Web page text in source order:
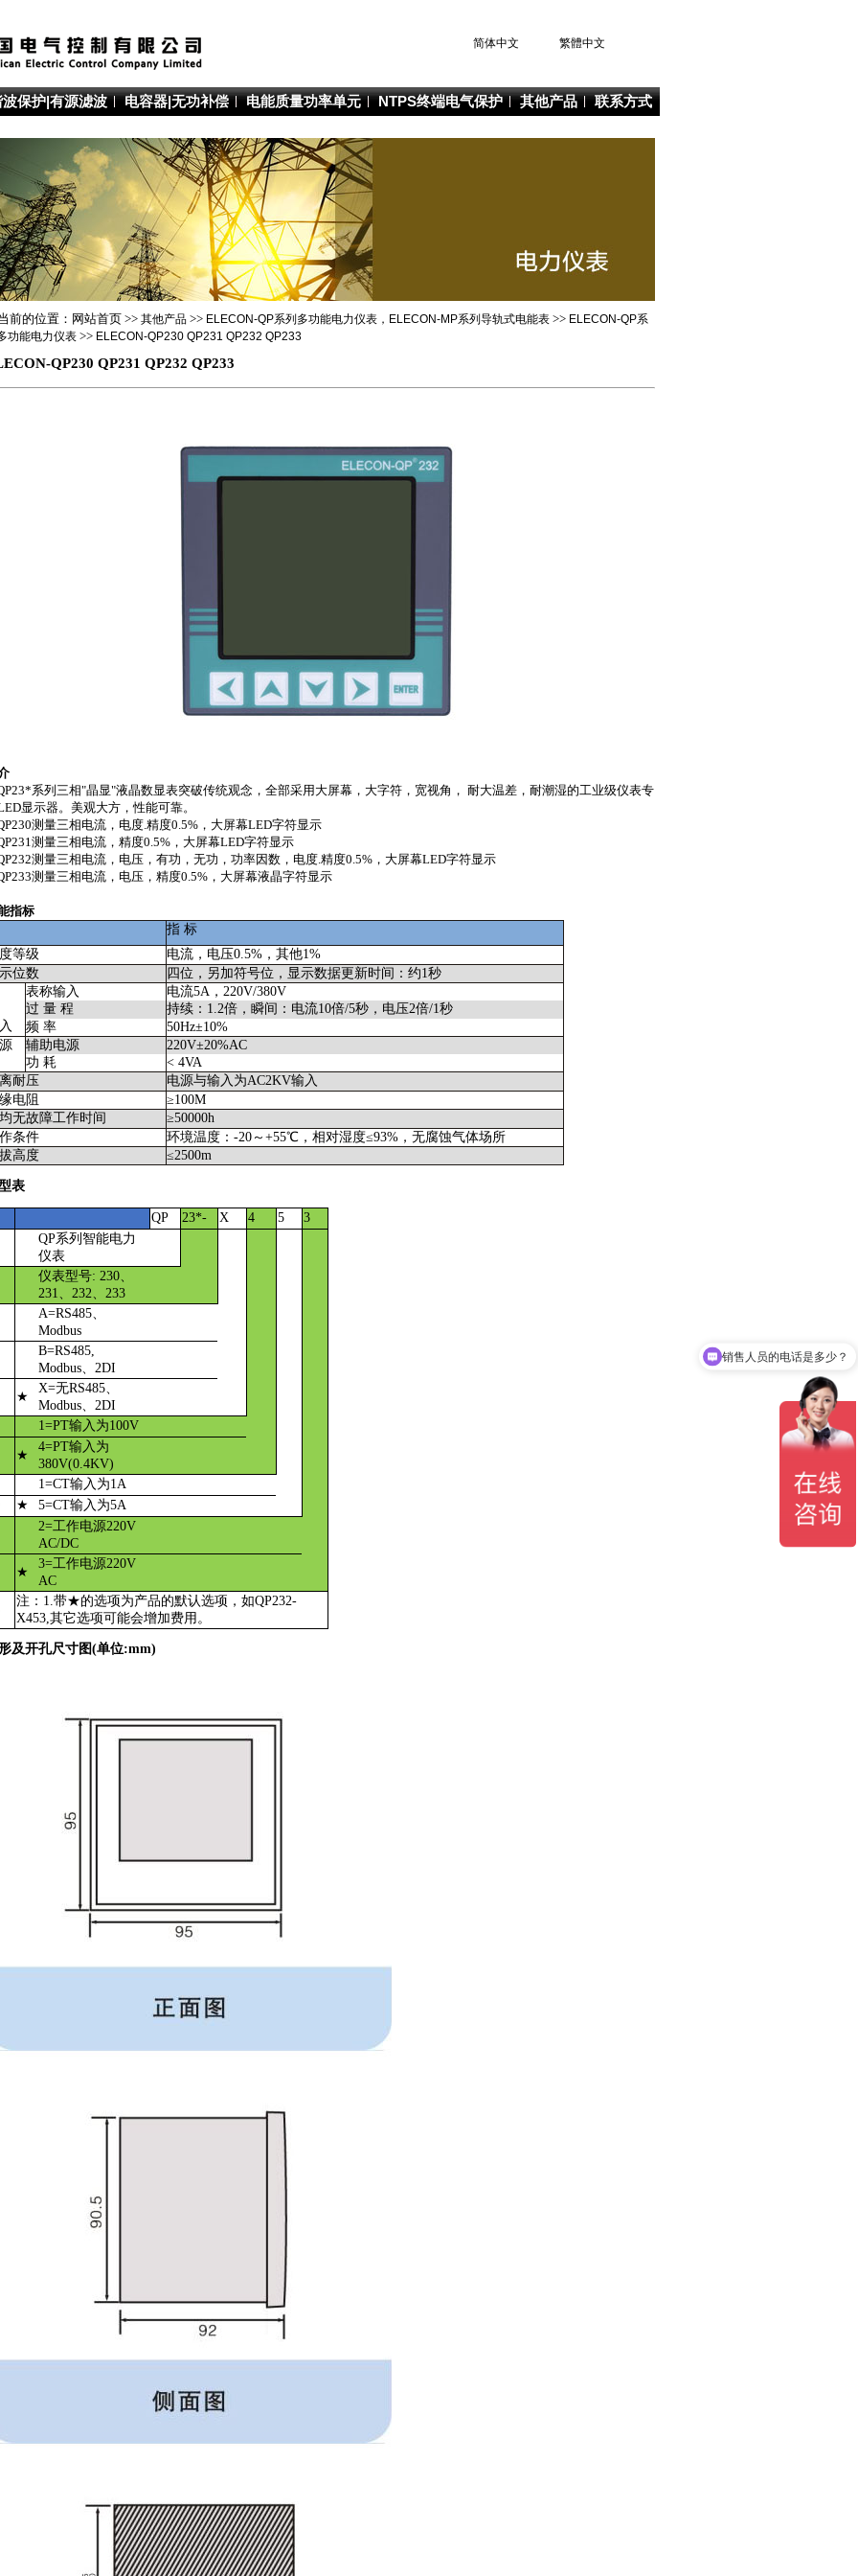
简体中文 繁體中文
波保护|有源滤波 电容器|无功补偿 电能质量功率单元 NTPS终端电气保护 其他产品 联系方式
前的位置：网站首页 >> 其他产品 >> ELECON-QP系列多功能电力仪表，ELECON-MP系列导轨式电能表 >> ELECON-QP系
功能电力仪表 >> ELECON-QP230 QP231 QP232 QP233
QP230 QP231 QP232 QP233
系列三相"晶显"液晶数显表突破传统观念，全部采用大屏幕，大字符，宽视角， 耐大温差，耐潮湿的工业级仪表专
显示器。美观大方，性能可靠。
测量三相电流，电度.精度0.5%，大屏幕LED字符显示
测量三相电流，精度0.5%，大屏幕LED字符显示
测量三相电流，电压，有功，无功，功率因数，电度.精度0.5%，大屏幕LED字符显示
测量三相电流，电压，精度0.5%，大屏幕液晶字符显示
指标
指 标
等级
电流，电压0.5%，其他1%
位数
四位，另加符号位，显示数据更新时间：约1秒
表称输入
电流5A，220V/380V
过 量 程
持续：1.2倍，瞬间：电流10倍/5秒，电压2倍/1秒
频 率
50Hz±10%
辅助电源
220V±20%AC
功 耗
< 4VA
耐压
电源与输入为AC2KV输入
电阻
≥100M
无故障工作时间
≥50000h
条件
环境温度：-20～+55℃，相对湿度≤93%，无腐蚀气体场所
高度
≤2500m
表
QP 23*- X 4 5 3
QP系列智能电力
仪表
仪表型号: 230、
231、232、233
A=RS485、
Modbus
B=RS485,
Modbus、2DI
★
X=无RS485、
Modbus、2DI
1=PT输入为100V
★
4=PT输入为
380V(0.4KV)
1=CT输入为1A
★ 5=CT输入为5A
2=工作电源220V
AC/DC
★
3=工作电源220V
AC
注：1.带★的选项为产品的默认选项，如QP232-
X453,其它选项可能会增加费用。
及开孔尺寸图(单位:mm)
销售人员的电话是多少？